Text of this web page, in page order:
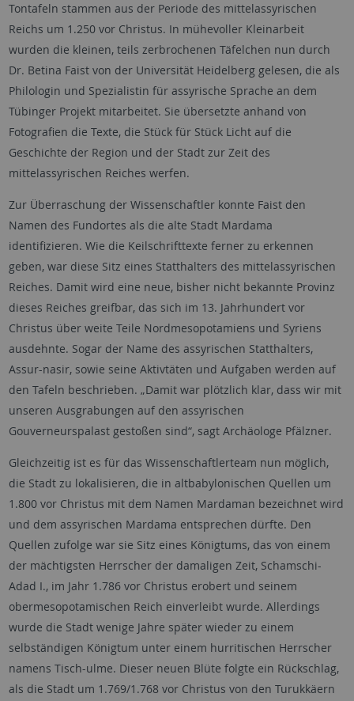
Tontafeln stammen aus der Periode des mittelassyrischen
Reichs um 1.250 vor Christus. In mühevoller Kleinarbeit
wurden die kleinen, teils zerbrochenen Täfelchen nun durch
Dr. Betina Faist von der Universität Heidelberg gelesen, die als
Philologin und Spezialistin für assyrische Sprache an dem
Tübinger Projekt mitarbeitet. Sie übersetzte anhand von
Fotografien die Texte, die Stück für Stück Licht auf die
Geschichte der Region und der Stadt zur Zeit des
mittelassyrischen Reiches werfen.
Zur Überraschung der Wissenschaftler konnte Faist den
Namen des Fundortes als die alte Stadt Mardama
identifizieren. Wie die Keilschrifttexte ferner zu erkennen
geben, war diese Sitz eines Statthalters des mittelassyrischen
Reiches. Damit wird eine neue, bisher nicht bekannte Provinz
dieses Reiches greifbar, das sich im 13. Jahrhundert vor
Christus über weite Teile Nordmesopotamiens und Syriens
ausdehnte. Sogar der Name des assyrischen Statthalters,
Assur-nasir, sowie seine Aktivtäten und Aufgaben werden auf
den Tafeln beschrieben. „Damit war plötzlich klar, dass wir mit
unseren Ausgrabungen auf den assyrischen
Gouverneurspalast gestoßen sind“, sagt Archäologe Pfälzner.
Gleichzeitig ist es für das Wissenschaftlerteam nun möglich,
die Stadt zu lokalisieren, die in altbabylonischen Quellen um
1.800 vor Christus mit dem Namen Mardaman bezeichnet wird
und dem assyrischen Mardama entsprechen dürfte. Den
Quellen zufolge war sie Sitz eines Königtums, das von einem
der mächtigsten Herrscher der damaligen Zeit, Schamschi-
Adad I., im Jahr 1.786 vor Christus erobert und seinem
obermesopotamischen Reich einverleibt wurde. Allerdings
wurde die Stadt wenige Jahre später wieder zu einem
selbständigen Königtum unter einem hurritischen Herrscher
namens Tisch-ulme. Dieser neuen Blüte folgte ein Rückschlag,
als die Stadt um 1.769/1.768 vor Christus von den Turukkäern